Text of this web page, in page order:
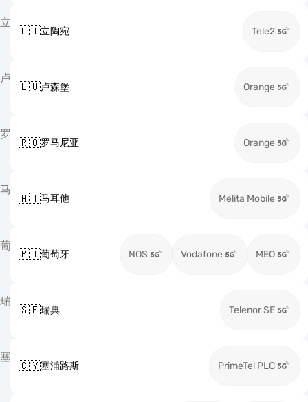
立
🇱🇹立陶宛 Tele2
卢
🇱🇺卢森堡 Orange
罗
🇷🇴罗马尼亚 Orange
马
🇲🇹马耳他 Melita Mobile
葡
🇵🇹葡萄牙 NOS Vodafone MEO
瑞
🇸🇪瑞典 Telenor SE
塞
🇨🇾塞浦路斯 PrimeTel PLC